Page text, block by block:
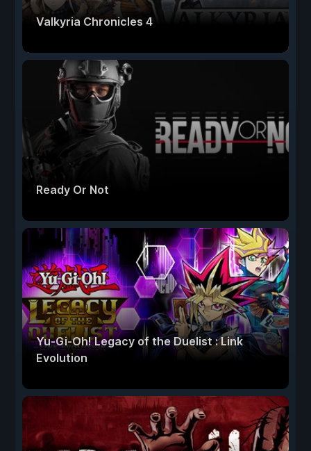
Valkyria Chronicles 4
Ready Or Not
Yu-Gi-Oh! Legacy of the Duelist : Link
Evolution